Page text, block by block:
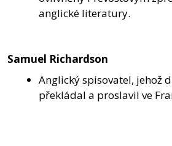
anglické literatury.
Samuel Richardson
Anglický spisovatel, jehož
překládal a proslavil ve